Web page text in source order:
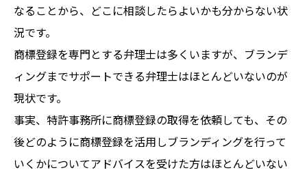
なることから、どこに相談したらよいかも分からない状
況です。
商標登録を専門とする弁理士は多くいますが、ブランデ
ィングまでサポートできる弁理士はほとんどいないのが
現状です。
事実、特許事務所に商標登録の取得を依頼しても、その
後どのように商標登録を活用しブランディングを行って
いくかについてアドバイスを受けた方はほとんどいない